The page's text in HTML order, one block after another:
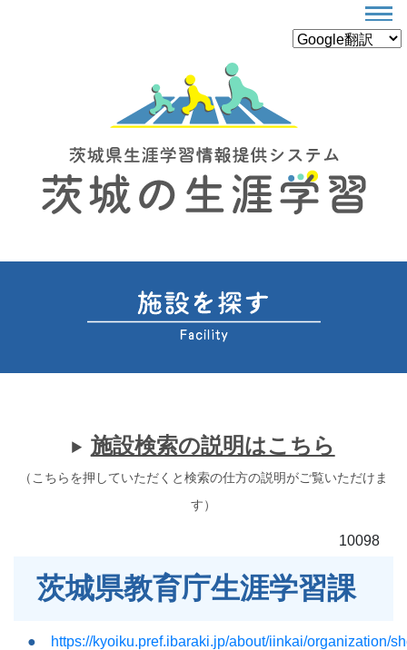
施設検索の説明はこちら
（こちらを押していただくと検索の仕方の説明がご覧いただけま
す）
10098
茨城県教育庁生涯学習課
https://kyoiku.pref.ibaraki.jp/about/iinkai/organization/